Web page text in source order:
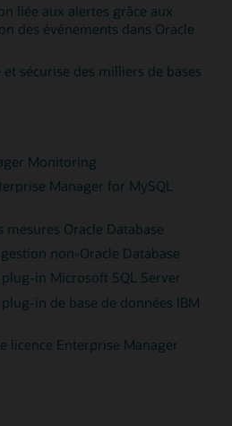
liée aux alertes grâce aux
des événements dans Oracle
sécurise des milliers de bases
Monitoring
Manager for MySQL
Oracle Database
non-Oracle Database
in Microsoft SQL Server
in de base de données IBM
licence Enterprise Manager